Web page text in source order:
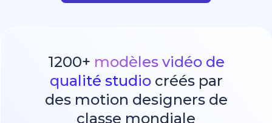
1200+ modèles vidéo de
qualité studiocréés par
des motion designers de
classe mondiale